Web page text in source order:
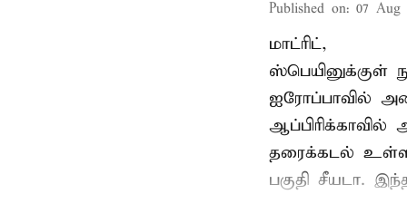
Published on: 07 Aug
மாட்ரிட்,
ஸ்பெயினுக்குள்
ஐரோப்பாவில்
தரைக்கடல்
பகுதி சீயடா.